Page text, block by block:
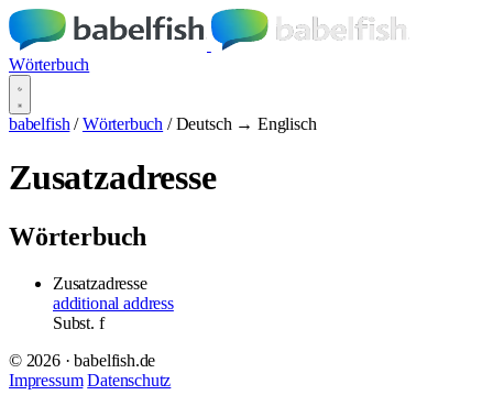
Wörterbuch
babelfish / Wörterbuch / Deutsch → Englisch
Zusatzadresse
Wörterbuch
Zusatzadresse
additional address
Subst. f
© 2026 · babelfish.de
Impressum Datenschutz